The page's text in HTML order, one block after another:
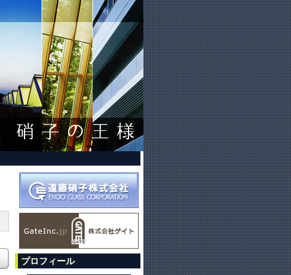
プロフィール